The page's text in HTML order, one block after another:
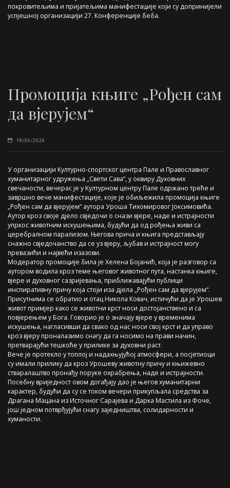
покровитељима и пријатељима манифестације који су допринијели
успјешној организацији 27. Конференције беба.
Промоција књиге „Рођен сам
да вјерујем“
18/06/2026
У организацији Културно-спортског центра Пале и Православног
хуманитарног удружења „Свети Сава“, у оквиру Духовних
свечаности, вечерас је у Културном центру Пале одржано треће и
завршно вече манифестације, које је обиљежила промоција књиге
„Рођен сам да вјерујем“ аутора Уроша Тихомировог Јоксимовића.
Аутор кроз своје дјело свједочи о снази вјере, наде и истрајности
упркос животним искушењима, будући да од рођења живи са
церебралном парализом. Његова прича и књига представљају
снажно свједочанство да се уз вјеру, љубав и истрајност могу
превазићи и највећи изазови.
Модератор промоције била је Хелена Бојанић, која је разговор са
аутором водила кроз теме његовог животног пута, настанка књиге,
вјере и духовног сазријевања, приближавајући публици
инспиративну причу која стоји иза дјела „Рођен сам да вјерујем“.
Присутнима се обратио и отац Никола Ковач, истичући да је Урошев
живот примјер како се животни крст носи достојанствено и са
повјерењем у Бога. Говорио је о значају вјере у временима
искушења, нагласивши да свако од нас носи свој крст и да управо
кроз вјеру проналазимо снагу да га носимо на прави начин,
претварајући тешкоће у прилике за духовни раст.
Вече је протекло у топлој и надахњујућој атмосфери, а посјетиоци
су имали прилику да кроз Урошеву животну причу и књижевно
стваралаштво пронађу поруке охрабрења, наде и истрајности.
Посебну вриједност овом догађају дао је његов хуманитарни
карактер, будући да су се током вечери прикупљала средства за
Драгана Мацана из Источног Сарајева и Дарка Мастила из Фоче,
још једном потврђујући снагу заједништва, солидарности и
хуманости.